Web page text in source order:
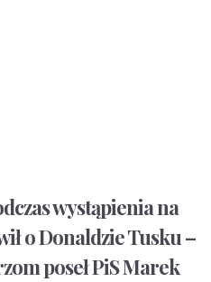
wystąpienia na
o Donaldzie Tusku –
poseł PiS Marek